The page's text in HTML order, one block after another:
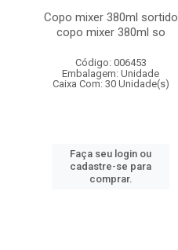
Copo mixer 380ml sortido
copo mixer 380ml so
Código: 006453
Embalagem: Unidade
Caixa Com: 30 Unidade(s)
Faça seu login ou
cadastre-se para
comprar.